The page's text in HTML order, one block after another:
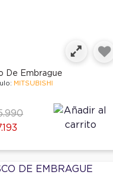
De Embrague
MITSUBISHI
reduced from
to